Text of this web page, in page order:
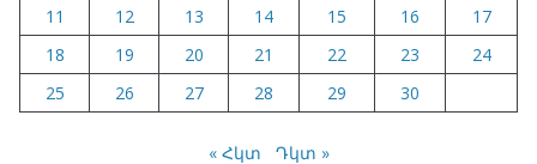
11
12 13 14 15 16
17
18
19 20 21 22 23
24
25
26 27 28 29 30
« Հկտ Դկտ »